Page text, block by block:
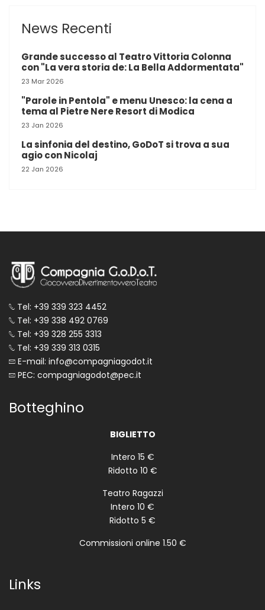
News Recenti
Grande successo al Teatro Vittoria Colonna
con "La vera storia de: La Bella Addormentata"
23 Mar 2026
"Parole in Pentola" e menu Unesco: la cena a
tema al Pietre Nere Resort di Modica
23 Jan 2026
La sinfonia del destino, GoDoT si trova a sua
agio con Nicolaj
22 Jan 2026
Tel: +39 339 323 4452
Tel: +39 338 492 0769
Tel: +39 328 255 3313
Tel: +39 339 313 0315
E-mail: info@compagniagodot.it
PEC: compagniagodot@pec.it
Botteghino
BIGLIETTO
Intero 15 €
Ridotto 10 €
Teatro Ragazzi
Intero 10 €
Ridotto 5 €
Commissioni online 1.50 €
Links